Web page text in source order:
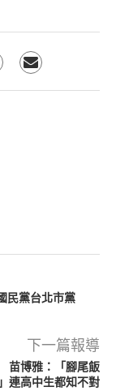
民黨台北市黨
下一篇報導
苗博雅：「腳尾飯
連高中生都知不對